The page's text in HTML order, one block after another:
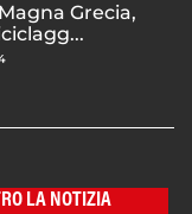
Grecia,
LA NOTIZIA